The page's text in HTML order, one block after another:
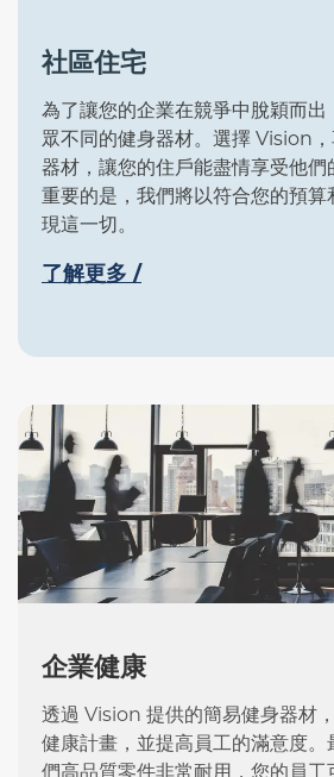
社區住宅
為了讓您的企業在競爭中脫穎而出
眾不同的健身器材。選擇 Vision
器材，讓您的住戶能盡情享受他們
重要的是，我們將以符合您的預算
現這一切。
了解更多 /
企業健康
透過 Vision 提供的簡易健身器材
健康計畫，並提高員工的滿意度。
們高品質零件非常耐用，您的員工